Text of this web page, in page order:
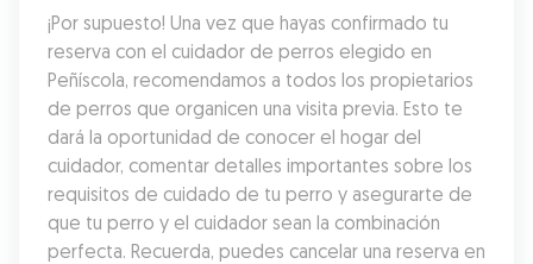
¡Por supuesto! Una vez que hayas confirmado tu
reserva con el cuidador de perros elegido en
Peñíscola, recomendamos a todos los propietarios
de perros que organicen una visita previa. Esto te
dará la oportunidad de conocer el hogar del
cuidador, comentar detalles importantes sobre los
requisitos de cuidado de tu perro y asegurarte de
que tu perro y el cuidador sean la combinación
perfecta. Recuerda, puedes cancelar una reserva en